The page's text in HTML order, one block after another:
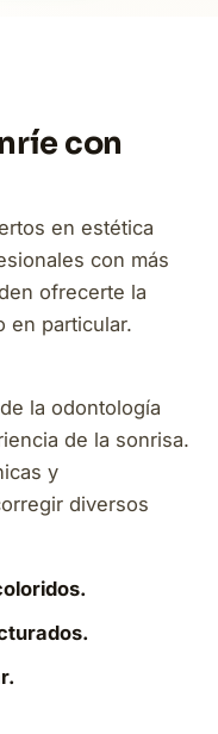
con
en estética
con más
ofrecerte la
en particular.
la odontología
de la sonrisa.
y
diversos